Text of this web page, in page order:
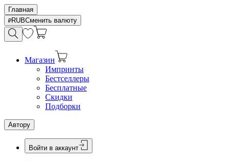
Главная
RUBСменить валюту
Магазин
Импринты
Бестселлеры
Бесплатные
Скидки
Подборки
Автору
Войти в аккаунт